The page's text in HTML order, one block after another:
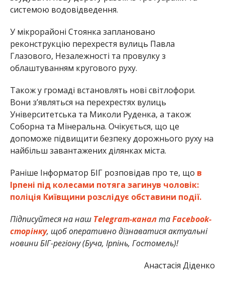
системою водовідведення.
У мікрорайоні Стоянка заплановано
реконструкцію перехрестя вулиць Павла
Глазового, Незалежності та провулку з
облаштуванням кругового руху.
Також у громаді встановлять нові світлофори.
Вони з’являться на перехрестях вулиць
Університетська та Миколи Руденка, а також
Соборна та Мінеральна. Очікується, що це
допоможе підвищити безпеку дорожнього руху на
найбільш завантажених ділянках міста.
Раніше Інформатор БІГ розповідав про те, що в
Ірпені під колесами потяга загинув чоловік:
поліція Київщини розслідує обставини події.
Підписуйтеся на наш Telegram-каналтаFacebook-
сторінку, щоб оперативно дізнаватися актуальні
новини БІГ-регіону (Буча, Ірпінь, Гостомель)!
Анастасія Діденко